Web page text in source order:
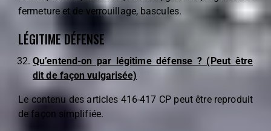
fermeture et de verrouillage, bascules.
LÉGITIME DÉFENSE
Qu’entend-on par légitime défense ? (Peut être
dit de façon vulgarisée)
Le contenu des articles 416-417 CP peut être reproduit
de façon simplifiée.